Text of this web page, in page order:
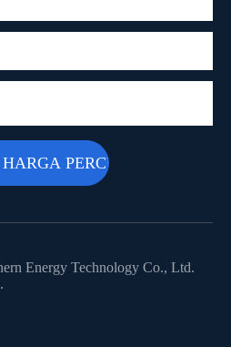
Energy Technology Co., Ltd.